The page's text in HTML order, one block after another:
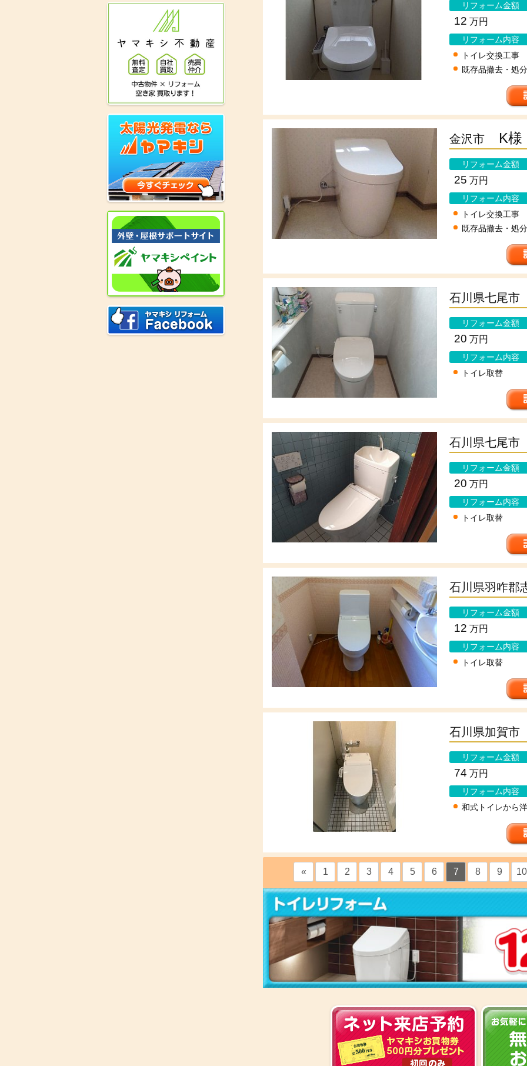
リフォーム金額
12 万円
リフォーム内容
トイレ交換工事
既存品撤去・処分
金沢市K様
リフォーム金額
25 万円
リフォーム内容
トイレ交換工事
既存品撤去・処分
石川県七尾市
リフォーム金額
20 万円
リフォーム内容
トイレ取替
石川県七尾市
リフォーム金額
20 万円
リフォーム内容
トイレ取替
石川県羽咋郡
リフォーム金額
12 万円
リフォーム内容
トイレ取替
石川県加賀市
リフォーム金額
74 万円
リフォーム内容
和式トイレから
« 1 2 3 4 5 6 7 8 9 10